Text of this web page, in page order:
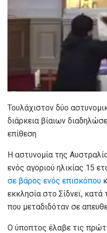
Τουλάχιστον δύο
διάρκεια βίαιων
επίθεση
Η αστυνομία της
ενός αγοριού ηλικίας 15
σε βάρος ενός επισκόπου
εκκλησία στο Σίδνεϊ, κατά
που μεταδιδόταν σε
Ο ύποπτος έλαβε τις